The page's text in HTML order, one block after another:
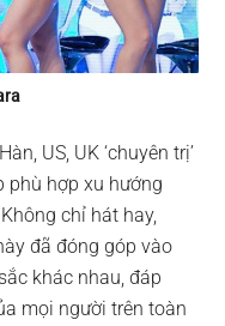
US, UK ‘chuyên trị’
phù hợp xu hướng
chỉ hát hay,
đã đóng góp vào
khác nhau, đáp
mọi người trên toàn